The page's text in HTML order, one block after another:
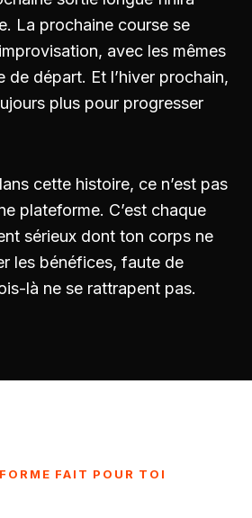
La prochaine course se
avec les mêmes
de départ. Et l’hiver prochain,
plus pour progresser
cette histoire, ce n’est pas
plateforme. C’est chaque
sérieux dont ton corps ne
les bénéfices, faute de
là ne se rattrapent pas.
FAIT POUR TOI